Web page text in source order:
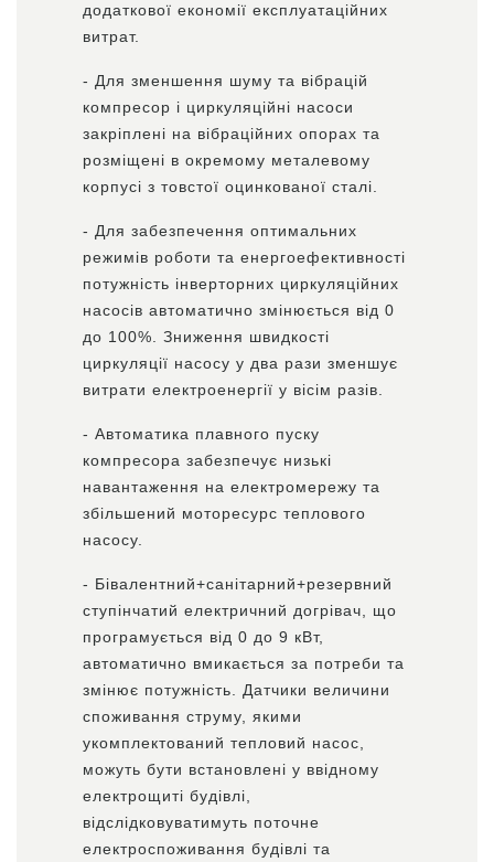
додаткової економії експлуатаційних
витрат.
- Для зменшення шуму та вібрацій
компресор і циркуляційні насоси
закріплені на вібраційних опорах та
розміщені в окремому металевому
корпусі з товстої оцинкованої сталі.
- Для забезпечення оптимальних
режимів роботи та енергоефективності
потужність інверторних циркуляційних
насосів автоматично змінюється від 0
до 100%. Зниження швидкості
циркуляції насосу у два рази зменшує
витрати електроенергії у вісім разів.
- Автоматика плавного пуску
компресора забезпечує низькі
навантаження на електромережу та
збільшений моторесурс теплового
насосу.
- Бівалентний+санітарний+резервний
ступінчатий електричний догрівач, що
програмується від 0 до 9 кВт,
автоматично вмикається за потреби та
змінює потужність. Датчики величини
споживання струму, якими
укомплектований тепловий насос,
можуть бути встановлені у ввідному
електрощиті будівлі,
відслідковуватимуть поточне
електроспоживання будівлі та